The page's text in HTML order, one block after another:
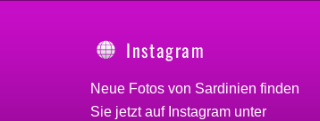
Instagram
Neue Fotos von Sardinien finden
Sie jetzt auf Instagram unter